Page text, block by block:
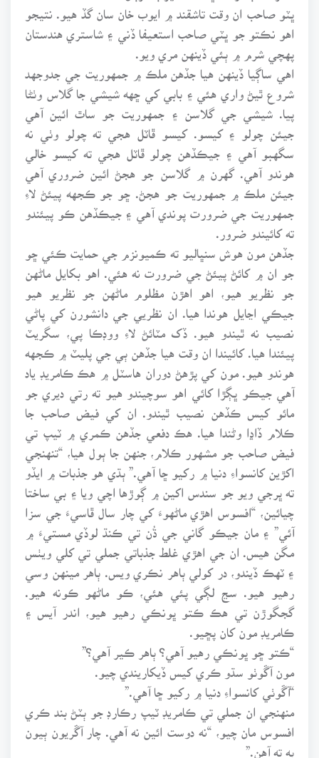
ڀٽو صاحب ان وقت تاشقند ۾ ايوب خان سان گڏ هيو. نتيجو
اهو نڪتو جو ڀٽي صاحب استعيفا ڏني ۽ شاستري هندستان
پهچي شرم ۾ ٻئي ڏينهن مري ويو.
اهي ساڳيا ڏينهن هيا جڏهن ملڪ ۾ جمهوريت جي جدوجهد
شروع ٿيڻ واري هئي ۽ بابي کي ڇهه شيشي جا گلاس وٺڻا
پيا. شيشي جي گلاسن ۽ جمهوريت جو ساٿ ائين آهي
جيئن چولو ۽ کيسو. کيسو ڦاٽل هجي ته چولو وٺي نه
سگهبو آهي ۽ جيڪڏهن چولو ڦاٽل هجي ته کيسو خالي
هوندو آهي. گهرن ۾ گلاسن جو هجڻ ائين ضروري آهي
جيئن ملڪ ۾ جمهوريت جو هجڻ. ڇو جو ڪجهه پيئڻ لاءِ
جمهوريت جي ضرورت پوندي آهي ۽ جيڪڏهن ڪو پيئندو
ته کائيندو ضرور.
جڏهن مون هوش سنڀاليو ته ڪميونزم جي حمايت ڪئي ڇو
جو ان ۾ کائڻ پيئڻ جي ضرورت نه هئي. اهو بکايل ماڻهن
جو نظريو هيو، اهو اهڙن مظلوم ماڻهن جو نظريو هيو
جيڪي اڃايل هوندا هيا. ان نظريي جي دانشورن کي پاڻي
نصيب نه ٿيندو هيو. ڏک مٽائڻ لاءِ ووڊڪا پي، سگريٽ
پيئندا هيا. کائيندا ان وقت هيا جڏهن ٻي جي پليٽ ۾ ڪجهه
هوندو هيو. مون کي پڙهڻ دوران هاسٽل ۾ هڪ ڪامريڊ ياد
آهي جيڪو ڀڳڙا کائي اهو سوچيندو هيو ته رتي ديري جو
مائو کيس ڪڏهن نصيب ٿيندو. ان کي فيض صاحب جا
ڪلام ڏاڍا وڻندا هيا. هڪ دفعي جڏهن ڪمري ۾ ٽيپ تي
فيض صاحب جو مشهور ڪلام، جنهن جا ٻول هيا، “تنهنجي
اکڙين کانسواءِ دنيا ۾ رکيو ڇا آهي.” ٻڌي هو جذبات ۾ ايڏو
ته ڀرجي ويو جو سندس اکين ۾ ڳوڙها اچي ويا ۽ بي ساختا
چيائين، “افسوس اهڙي ماڻهوءَ کي چار سال ڦاسيءَ جي سزا
آئي” ۽ مان جيڪو گاني جي ڌُن تي ڪنڌ لوڏي مستيءَ ۾
مگن هيس. ان جي اهڙي غلط جذباتي جملي تي کلي ويٺس
۽ ٽهڪ ڏيندو، در کولي ٻاهر نڪري ويس. ٻاهر مينهن وسي
رهيو هيو. سڃ لڳي پئي هئي، ڪو ماڻهو ڪونه هيو.
گجگوڙن تي هڪ ڪتو ڀونڪي رهيو هيو، اندر آيس ۽
ڪامريڊ مون کان پڇيو.
“ڪتو ڇو ڀونڪي رهيو آهي؟ ٻاهر ڪير آهي؟”
مون آڱوٺو سڌو ڪري کيس ڏيکاريندي چيو.
“آڱوٺي کانسواءِ دنيا ۾ رکيو ڇا آهي.”
منهنجي ان جملي تي ڪامريڊ ٽيپ رڪارڊ جو ٻٽڻ بند ڪري
افسوس مان چيو، “نه دوست ائين نه آهي. چار آڱريون ٻيون
به ته آهن.”